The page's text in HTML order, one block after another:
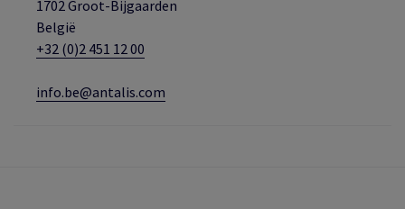
1702 Groot-Bijgaarden
België
+32 (0)2 451 12 00
info.be@antalis.com